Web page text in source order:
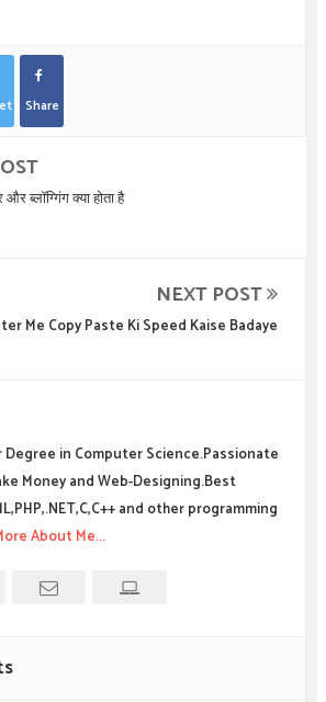
Share
ब्लॉग्गिंग क्या होता है
NEXT POST
Me Copy Paste Ki Speed Kaise Badaye
in Computer Science.Passionate
Money and Web-Designing.Best
and other programming
About Me...